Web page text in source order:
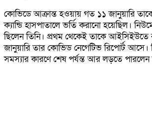
কোভিডে আক্রান্ত হওয়ায় গত ১১ জানুয়ারি তাকে
ক্যান্ডি হাসপাতালে ভর্তি করানো হয়েছিল।
ছিলেন তিনি। প্রথম থেকেই তাকে আইসিইউতে
জানুয়ারি তার কোভিড নেগেটিভ রিপোর্ট আসে।
সমস্যার কারণে শেষ পর্যন্ত আর লড়তে পারলেন